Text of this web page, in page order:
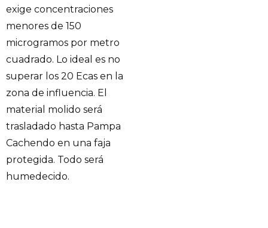
exige concentraciones
menores de 150
microgramos por metro
cuadrado. Lo ideal es no
superar los 20 Ecas en la
zona de influencia. El
material molido será
trasladado hasta Pampa
Cachendo en una faja
protegida. Todo será
humedecido.